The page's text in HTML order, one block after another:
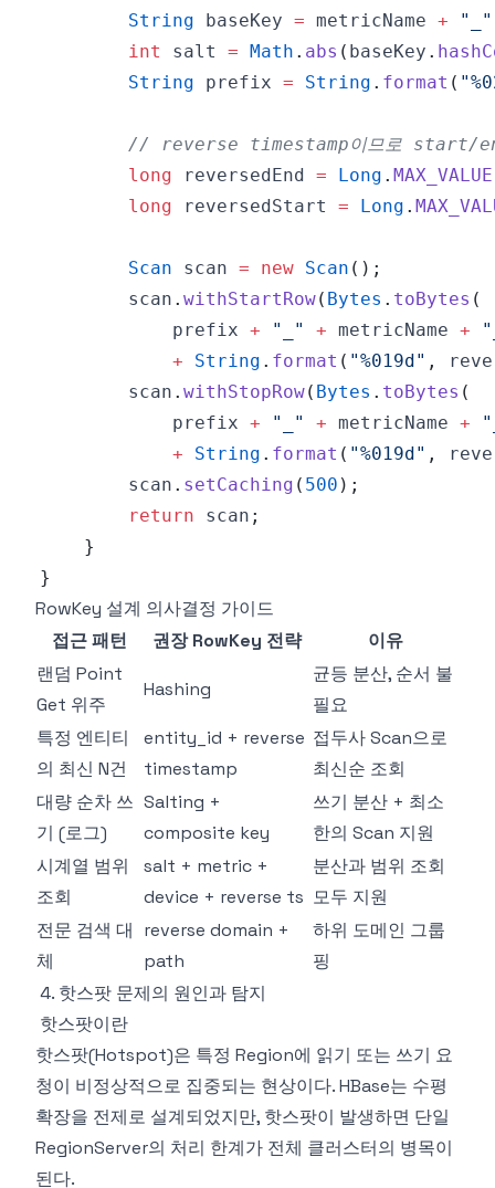
String baseKey = metricName +
"_"
int
salt = Math . abs ( baseKey .
String prefix = String . format (
// reverse timestamp이므로 start/
long reversedEnd = Long . MAX_VALUE
long reversedStart = Long .
Scan scan = new Scan ( ) ;
        scan
. withStartRow( Bytes . toBytes (
            prefix
+ "_" + metricName +
+
String . format ( "%019d" ,
        scan
. withStopRow( Bytes . toBytes (
            prefix
+ "_" + metricName +
+
String . format ( "%019d" ,
        scan
. setCaching ( 500 ) ;
return scan ;
}
}
RowKey 설계 의사결정 가이드
접근 패턴
권장 RowKey 전략
이유
랜덤 Point
Get 위주
Hashing
균등 분산, 순서 불
필요
특정 엔티티
의 최신 N건
entity_id + reverse
timestamp
접두사 Scan으로
최신순 조회
대량 순차 쓰
기 (로그)
Salting +
composite key
쓰기 분산 + 최소
한의 Scan 지원
시계열 범위
조회
salt + metric +
device + reverse ts
분산과 범위 조회
모두 지원
전문 검색 대
체
reverse domain +
path
하위 도메인 그룹
핑
4. 핫스팟 문제의 원인과 탐지
핫스팟이란
핫스팟(Hotspot)은 특정 Region에 읽기 또는 쓰기 요
청이 비정상적으로 집중되는 현상이다. HBase는 수평
확장을 전제로 설계되었지만, 핫스팟이 발생하면 단일
RegionServer의 처리 한계가 전체 클러스터의 병목이
된다.